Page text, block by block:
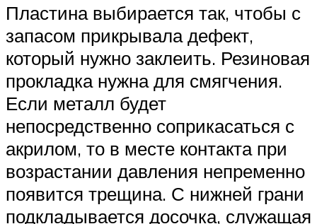
Пластина выбирается так, чтобы с
запасом прикрывала дефект,
который нужно заклеить. Резиновая
прокладка нужна для смягчения.
Если металл будет
непосредственно соприкасаться с
акрилом, то в месте контакта при
возрастании давления непременно
появится трещина. С нижней грани
подкладывается досочка, служащая